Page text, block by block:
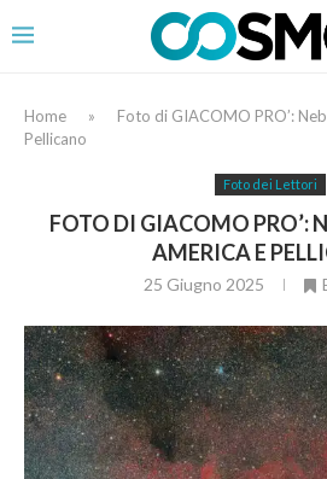
Home »
Foto di GIACOMO PRO’:
Pellicano
Foto dei Lettori
FOTO DI GIACOMO PRO’:
AMERICA E
25 Giugno 2025